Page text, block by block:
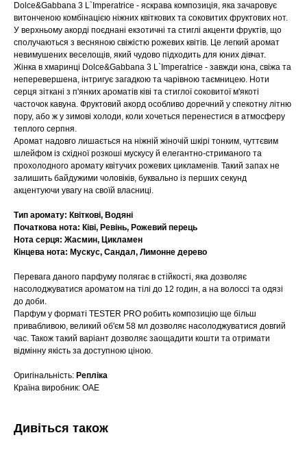
Dolce&Gabbana 3 L`Imperatrice - яскрава композиція, яка зачаровує
витонченою комбінацією ніжних квіткових та соковитих фруктових нот.
У верхньому акорді поєднані екзотичні та стиглі акценти фруктів, що
сполучаються з весняною свіжістю рожевих квітів. Це легкий аромат
невимушених веселощів, який чудово підходить для юних дівчат.
Жінка в хмаринці Dolce&Gabbana 3 L`Imperatrice - завжди юна, свіжа та
неперевершена, інтригує загадкою та чарівною таємницею. Ноти
серця зіткані з п'янких ароматів ківі та стиглої соковитої м'якоті
часточок кавуна. Фруктовий акорд особливо доречний у спекотну літню
пору, або ж у зимові холоди, коли хочеться перенестися в атмосферу
теплого серпня.
Аромат надовго лишається на ніжній жіночій шкірі тонким, чуттєвим
шлейфом із східної розкоші мускусу й елегантно-стриманого та
прохолодного аромату квітучих рожевих цикламенів. Такий запах не
залишить байдужими чоловіків, буквально із перших секунд
акцентуючи увагу на своїй власниці.
Тип аромату: Квіткові, Водяні
Початкова нота: Ківі, Ревінь, Рожевий перець
Нота серця: Жасмин, Цикламен
Кінцева нота: Мускус, Сандал, Лимонне дерево
Перевага даного парфуму полягає в стійкості, яка дозволяє
насолоджуватися ароматом на тілі до 12 годин, а на волоссі та одязі
до доби.
Парфум у форматі TESTER PRO робить композицію ще більш
привабливою, великий об'єм 58 мл дозволяє насолоджуватися довгий
час. Також такий варіант дозволяє заощадити кошти та отримати
відмінну якість за доступною ціною.
Оригінальність: Репліка
Країна виробник: ОАЕ
Дивіться також